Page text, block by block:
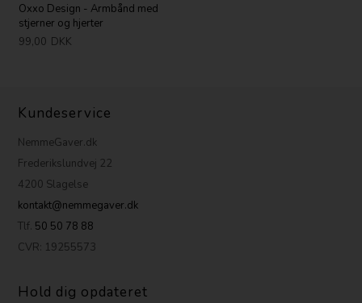
Oxxo Design - Armbånd med
stjerner og hjerter
99,00 DKK
Kundeservice
NemmeGaver.dk
Frederikslundvej 22
4200 Slagelse
kontakt@nemmegaver.dk
Tlf. 50 50 78 88
CVR: 19255573
Hold dig opdateret